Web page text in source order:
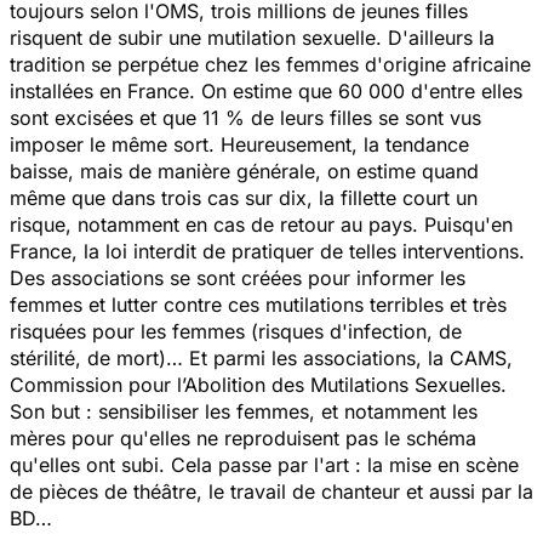
toujours selon l'OMS, trois millions de jeunes filles
risquent de subir une mutilation sexuelle. D'ailleurs la
tradition se perpétue chez les femmes d'origine africaine
installées en France. On estime que 60 000 d'entre elles
sont excisées et que 11 % de leurs filles se sont vus
imposer le même sort. Heureusement, la tendance
baisse, mais de manière générale, on estime quand
même que dans trois cas sur dix, la fillette court un
risque, notamment en cas de retour au pays. Puisqu'en
France, la loi interdit de pratiquer de telles interventions.
Des associations se sont créées pour informer les
femmes et lutter contre ces mutilations terribles et très
risquées pour les femmes (risques d'infection, de
stérilité, de mort)… Et parmi les associations, la CAMS,
Commission pour l’Abolition des Mutilations Sexuelles.
Son but : sensibiliser les femmes, et notamment les
mères pour qu'elles ne reproduisent pas le schéma
qu'elles ont subi. Cela passe par l'art : la mise en scène
de pièces de théâtre, le travail de chanteur et aussi par la
BD…